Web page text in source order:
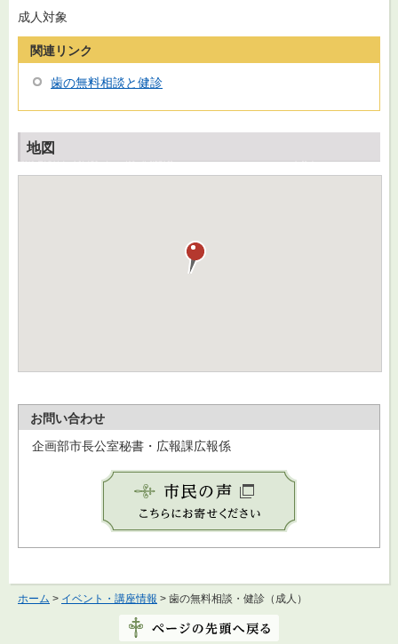
成人対象
関連リンク
歯の無料相談と健診
地図
お問い合わせ
企画部市長公室秘書・広報課広報係
ホーム > イベント・講座情報 > 歯の無料相談・健診（成人）